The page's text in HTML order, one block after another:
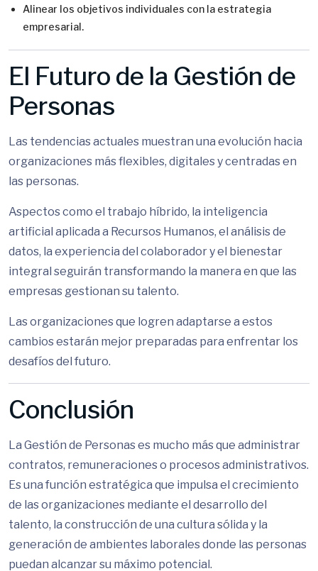
Alinear los objetivos individuales con la estrategia
empresarial.
El Futuro de la Gestión de
Personas
Las tendencias actuales muestran una evolución hacia
organizaciones más flexibles, digitales y centradas en
las personas.
Aspectos como el trabajo híbrido, la inteligencia
artificial aplicada a Recursos Humanos, el análisis de
datos, la experiencia del colaborador y el bienestar
integral seguirán transformando la manera en que las
empresas gestionan su talento.
Las organizaciones que logren adaptarse a estos
cambios estarán mejor preparadas para enfrentar los
desafíos del futuro.
Conclusión
La Gestión de Personas es mucho más que administrar
contratos, remuneraciones o procesos administrativos.
Es una función estratégica que impulsa el crecimiento
de las organizaciones mediante el desarrollo del
talento, la construcción de una cultura sólida y la
generación de ambientes laborales donde las personas
puedan alcanzar su máximo potencial.